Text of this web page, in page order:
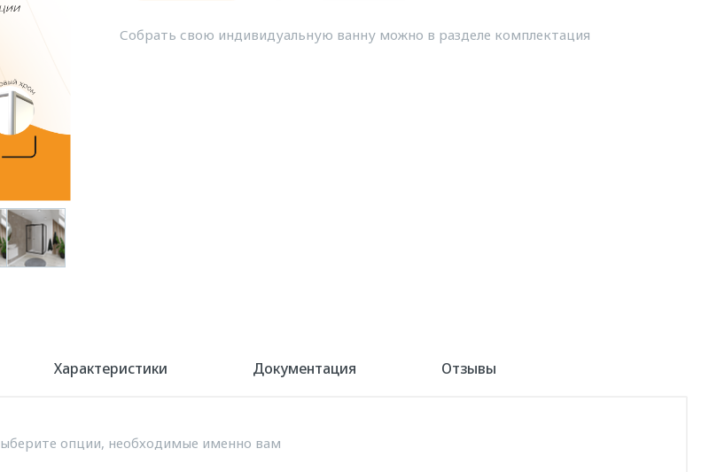
Собрать свою индивидуальную ванну можно в разделе комплектация
Характеристики Документация Отзывы
опции, необходимые именно вам